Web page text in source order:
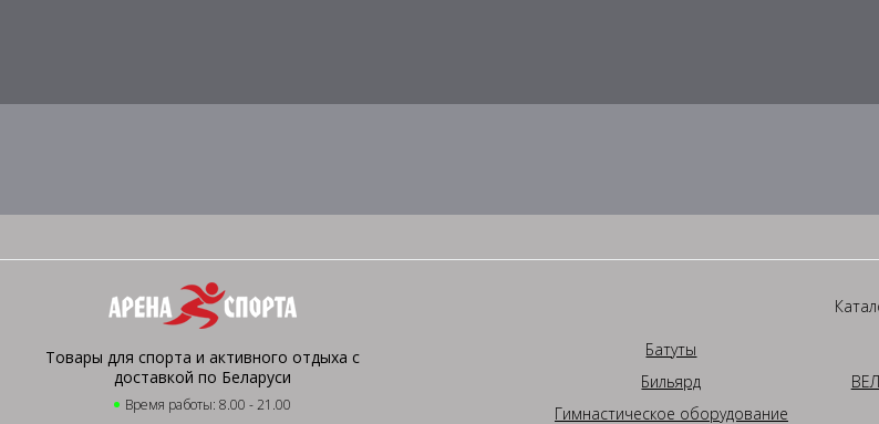
Товары для спорта и активного отдыха с
доставкой по Беларуси
Время работы: 8.00 - 21.00
Батуты
Бильярд
Гимнастическое оборудование